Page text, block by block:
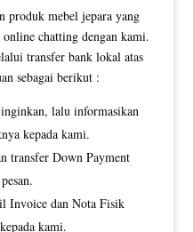
produk mebel jepara yang
chatting dengan kami.
transfer bank lokal atas
sebagai berikut :
lalu informasikan
kepada kami.
transfer Down Payment
Invoice dan Nota Fisik
kami.